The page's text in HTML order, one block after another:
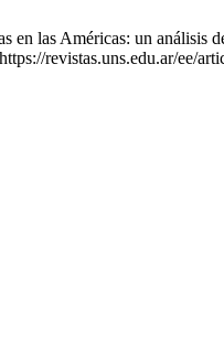
en las Américas: un
revistas.uns.edu.ar/ee/